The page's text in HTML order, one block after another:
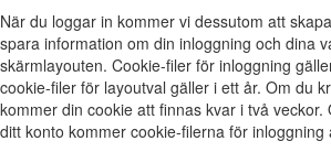
När du loggar in kommer vi dessutom att
spara information om din inloggning och dina
skärmlayouten. Cookie-filer för inloggning
cookie-filer för layoutval gäller i ett år. Om du
kommer din cookie att finnas kvar i två veckor.
ditt konto kommer cookie-filerna för inloggning